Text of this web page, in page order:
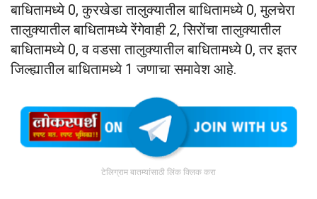
बाधितामध्ये 0, कुरखेडा तालुक्यातील बाधितामध्ये 0, मुलचेरा
तालुक्यातील बाधितामध्ये रेंगेवाही 2, सिरोंचा तालुक्यातील
बाधितामध्ये 0, व वडसा तालुक्यातील बाधितामध्ये 0, तर इतर
जिल्ह्यातील बाधितामध्ये 1 जणाचा समावेश आहे.
टेलिग्राम बातम्यांसाठी लिंक क्लिक करा